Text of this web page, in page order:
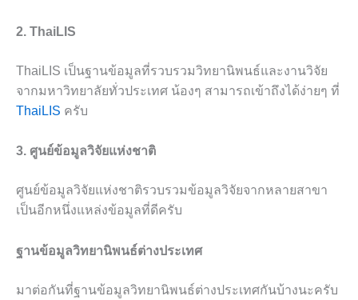
2. ThaiLIS
ThaiLIS เป็นฐานข้อมูลที่รวบรวมวิทยานิพนธ์และงานวิจัย
จากมหาวิทยาลัยทั่วประเทศ น้องๆ สามารถเข้าถึงได้ง่ายๆ ที่
ThaiLIS ครับ
3. ศูนย์ข้อมูลวิจัยแห่งชาติ
ศูนย์ข้อมูลวิจัยแห่งชาติรวบรวมข้อมูลวิจัยจากหลายสาขา
เป็นอีกหนึ่งแหล่งข้อมูลที่ดีครับ
ฐานข้อมูลวิทยานิพนธ์ต่างประเทศ
มาต่อกันที่ฐานข้อมูลวิทยานิพนธ์ต่างประเทศกันบ้างนะครับ